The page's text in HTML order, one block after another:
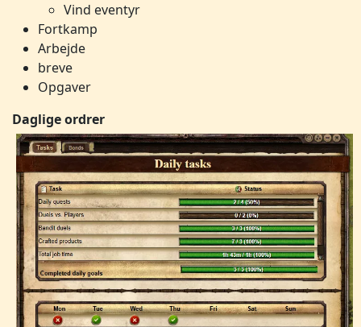
Vind eventyr
Fortkamp
Arbejde
breve
Opgaver
Daglige ordrer